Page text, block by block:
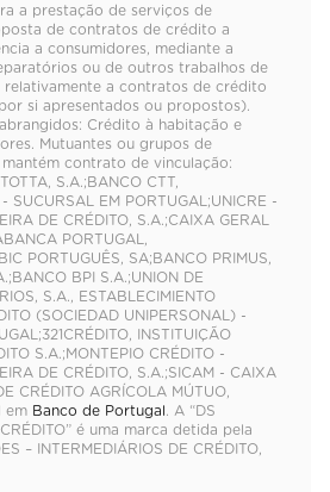
a prestação de serviços de
de contratos de crédito a
a consumidores, mediante a
ou de outros trabalhos de
a contratos de crédito
si apresentados ou propostos).
Crédito à habitação e
Mutuantes ou grupos de
contrato de vinculação:
S.A.;BANCO CTT,
SUCURSAL EM PORTUGAL;UNICRE -
DE CRÉDITO, S.A.;CAIXA GERAL
PORTUGAL,
PORTUGUÊS, SA;BANCO PRIMUS,
BPI S.A.;UNION DE
S.A., ESTABLECIMIENTO
(SOCIEDAD UNIPERSONAL) -
INSTITUIÇÃO
S.A.;MONTEPIO CRÉDITO -
DE CRÉDITO, S.A.;SICAM - CAIXA
CRÉDITO AGRÍCOLA MÚTUO,
em Banco de Portugal. A “DS
CRÉDITO” é uma marca detida pela
– INTERMEDIÁRIOS DE CRÉDITO,